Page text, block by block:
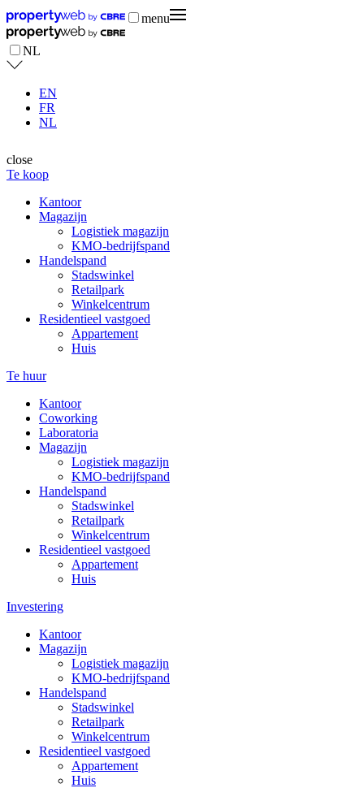
menu
NL
EN
FR
NL
close
Te koop
Kantoor
Magazijn
Logistiek magazijn
KMO-bedrijfspand
Handelspand
Stadswinkel
Retailpark
Winkelcentrum
Residentieel vastgoed
Appartement
Huis
Te huur
Kantoor
Coworking
Laboratoria
Magazijn
Logistiek magazijn
KMO-bedrijfspand
Handelspand
Stadswinkel
Retailpark
Winkelcentrum
Residentieel vastgoed
Appartement
Huis
Investering
Kantoor
Magazijn
Logistiek magazijn
KMO-bedrijfspand
Handelspand
Stadswinkel
Retailpark
Winkelcentrum
Residentieel vastgoed
Appartement
Huis